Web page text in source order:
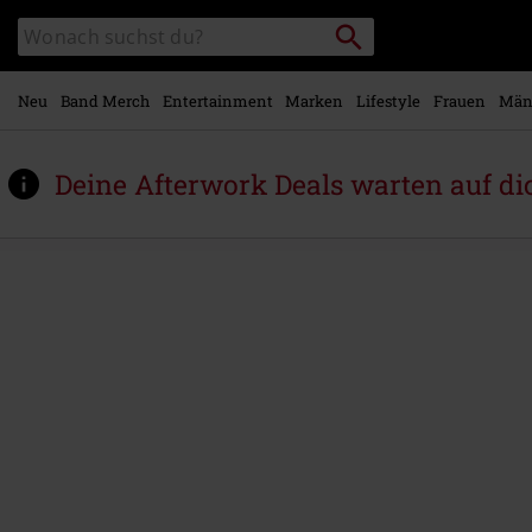
Hauptinhalt
springen
Katalog
durchsuchen
Packstation
suchen
Neu Band Merch Entertainment Marken Lifestyle Frauen
Deine Afterwork Deals warten auf